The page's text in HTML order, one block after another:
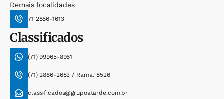
Demais localidades
71 2886-1613
Classificados
(71) 99965-8961
(71) 2886-2683 / Ramal 8526
classificados@grupoatarde.com.br